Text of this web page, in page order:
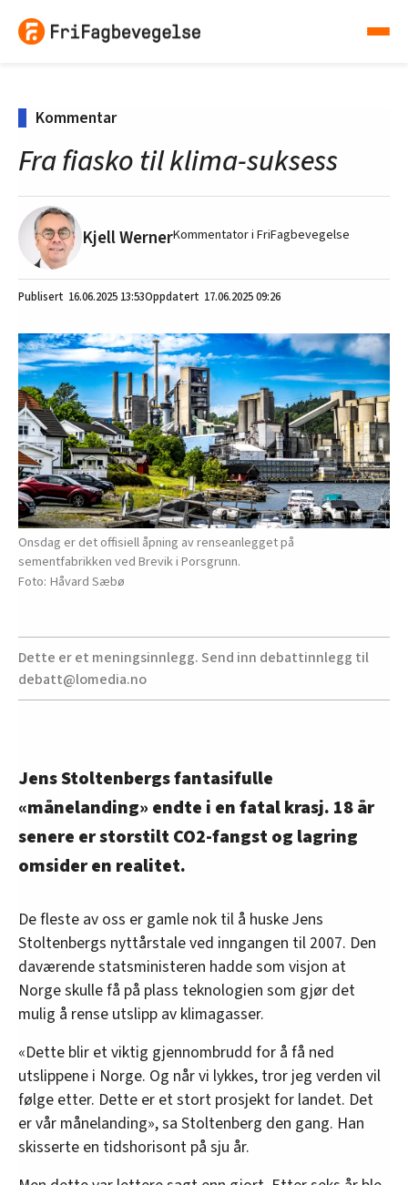
Kommentar
Fra fiasko til klima-suksess
Kjell WernerKommentator i FriFagbevegelse
16.06.2025 13:53 17.06.2025 09:26
Onsdag er det offisiell åpning av renseanlegget på
sementfabrikken ved Brevik i Porsgrunn.
Håvard Sæbø
Dette er et meningsinnlegg. Send inn debattinnlegg til
debatt@lomedia.no
Jens Stoltenbergs fantasifulle
«månelanding» endte i en fatal krasj. 18 år
senere er storstilt CO2-fangst og lagring
omsider en realitet.
De fleste av oss er gamle nok til å huske Jens
Stoltenbergs nyttårstale ved inngangen til 2007. Den
daværende statsministeren hadde som visjon at
Norge skulle få på plass teknologien som gjør det
mulig å rense utslipp av klimagasser.
«Dette blir et viktig gjennombrudd for å få ned
utslippene i Norge. Og når vi lykkes, tror jeg verden vil
følge etter. Dette er et stort prosjekt for landet. Det
er vår månelanding», sa Stoltenberg den gang. Han
skisserte en tidshorisont på sju år.